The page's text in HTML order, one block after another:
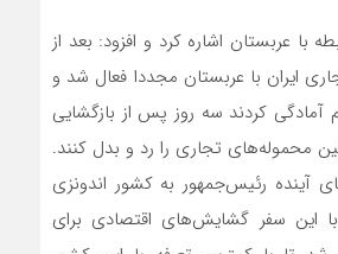
با عربستان اشاره کرد و افزود: بعد از
ایران با عربستان مجددا فعال شد و
آمادگی کردند سه روز پس از بازگشایی
محموله‌های تجاری را رد و بدل کنند.
آینده رئیس‌جمهور به کشور اندونزی
این سفر گشایش‌های اقتصادی برای